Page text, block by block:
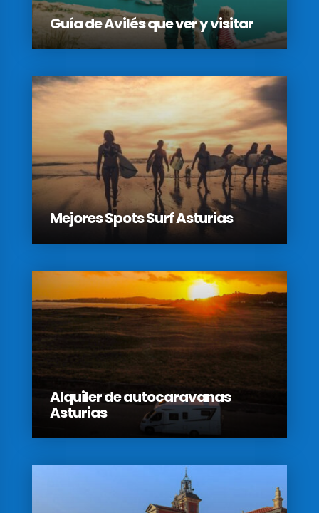
Guía de Avilés que ver y visitar
Mejores Spots Surf Asturias
Alquiler de autocaravanas
Asturias